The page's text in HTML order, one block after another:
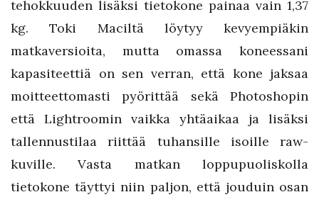
tehokkuuden lisäksi tietokone painaa vain 1,37
kg. Toki Maciltä löytyy kevyempiäkin
matkaversioita, mutta omassa koneessani
kapasiteettiä on sen verran, että kone jaksaa
moitteettomasti pyörittää sekä Photoshopin
että Lightroomin vaikka yhtäaikaa ja lisäksi
tallennustilaa riittää tuhansille isoille raw-
kuville. Vasta matkan loppupuoliskolla
tietokone täyttyi niin paljon, että jouduin osan